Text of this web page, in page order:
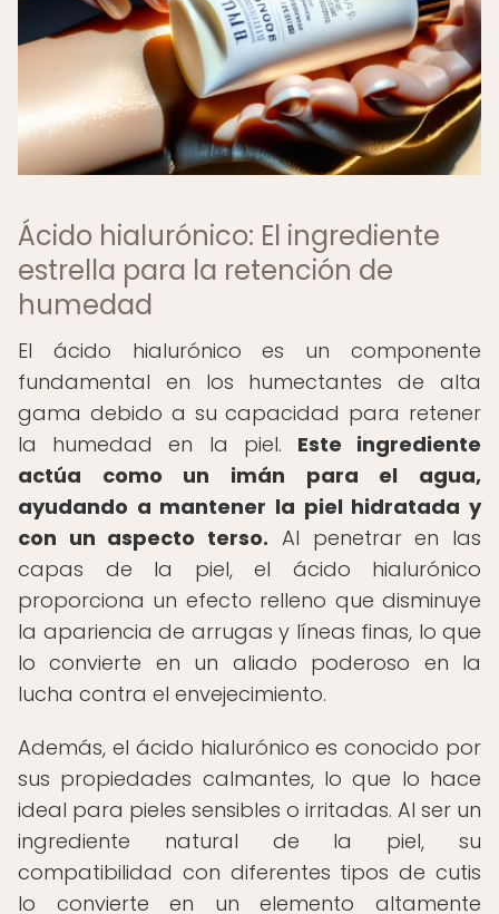
Ácido hialurónico: El ingrediente
estrella para la retención de
humedad
El ácido hialurónico es un componente
fundamental en los humectantes de alta
gama debido a su capacidad para retener
la humedad en la piel. Este ingrediente
actúa como un imán para el agua,
ayudando a mantener la piel hidratada y
con un aspecto terso. Al penetrar en las
capas de la piel, el ácido hialurónico
proporciona un efecto relleno que disminuye
la apariencia de arrugas y líneas finas, lo que
lo convierte en un aliado poderoso en la
lucha contra el envejecimiento.
Además, el ácido hialurónico es conocido por
sus propiedades calmantes, lo que lo hace
ideal para pieles sensibles o irritadas. Al ser un
ingrediente natural de la piel, su
compatibilidad con diferentes tipos de cutis
lo convierte en un elemento altamente